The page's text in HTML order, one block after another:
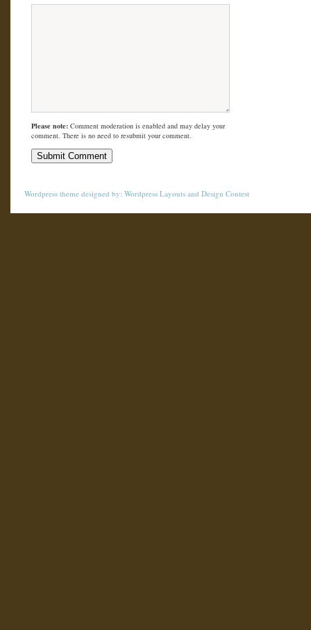
Please note: Comment moderation is enabled and may delay your
comment. There is no need to resubmit your comment.
Wordpress theme designed by: Wordpress Layouts and Design Contest